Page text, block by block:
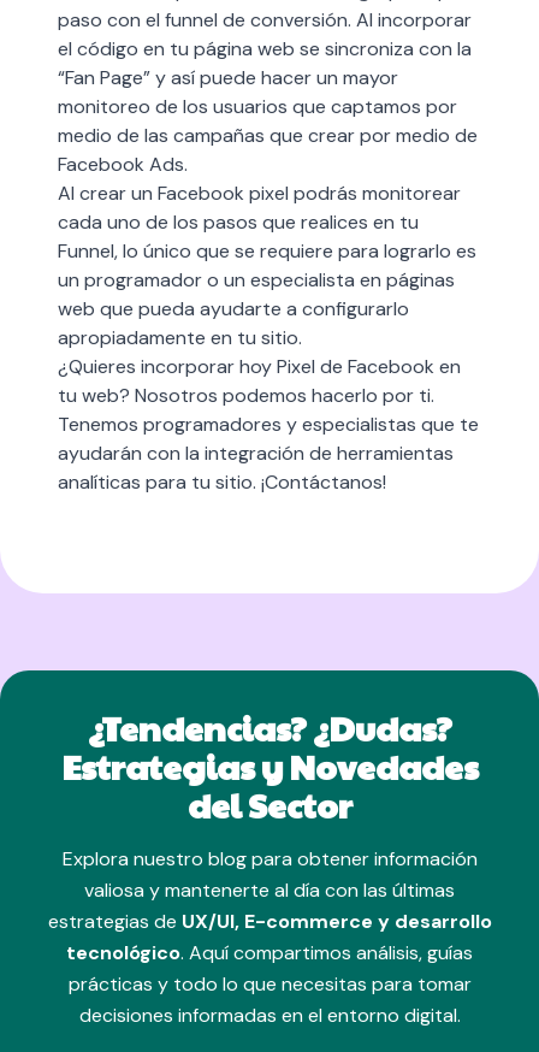
paso con el funnel de conversión. Al incorporar
el código en tu página web se sincroniza con la
“Fan Page” y así puede hacer un mayor
monitoreo de los usuarios que captamos por
medio de las campañas que crear por medio de
Facebook Ads.
Al crear un Facebook pixel podrás monitorear
cada uno de los pasos que realices en tu
Funnel, lo único que se requiere para lograrlo es
un programador o un especialista en páginas
web que pueda ayudarte a configurarlo
apropiadamente en tu sitio.
¿Quieres incorporar hoy Pixel de Facebook en
tu web? Nosotros podemos hacerlo por ti.
Tenemos programadores y especialistas que te
ayudarán con la integración de herramientas
analíticas para tu sitio. ¡Contáctanos!
¿Tendencias? ¿Dudas?
Estrategias y Novedades
del Sector
Explora nuestro blog para obtener información
valiosa y mantenerte al día con las últimas
estrategias de UX/UI, E-commerce y desarrollo
tecnológico. Aquí compartimos análisis, guías
prácticas y todo lo que necesitas para tomar
decisiones informadas en el entorno digital.